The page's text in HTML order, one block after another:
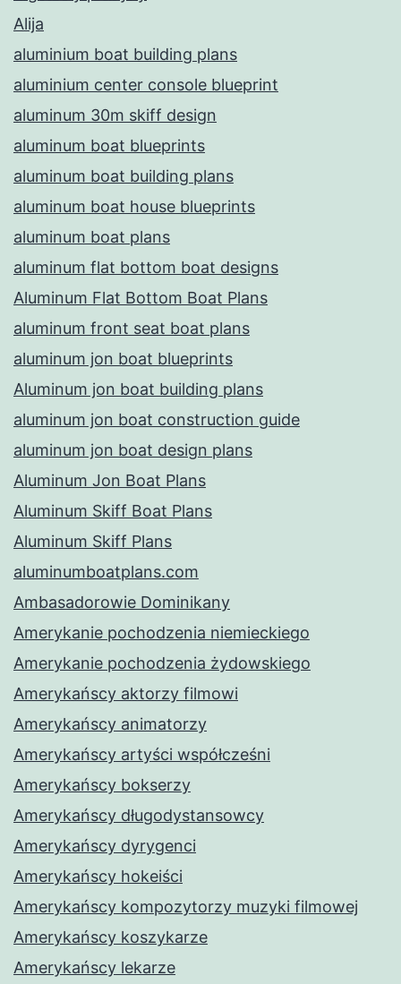
Alija
aluminium boat building plans
aluminium center console blueprint
aluminum 30m skiff design
aluminum boat blueprints
aluminum boat building plans
aluminum boat house blueprints
aluminum boat plans
aluminum flat bottom boat designs
Aluminum Flat Bottom Boat Plans
aluminum front seat boat plans
aluminum jon boat blueprints
Aluminum jon boat building plans
aluminum jon boat construction guide
aluminum jon boat design plans
Aluminum Jon Boat Plans
Aluminum Skiff Boat Plans
Aluminum Skiff Plans
aluminumboatplans.com
Ambasadorowie Dominikany
Amerykanie pochodzenia niemieckiego
Amerykanie pochodzenia żydowskiego
Amerykańscy aktorzy filmowi
Amerykańscy animatorzy
Amerykańscy artyści współcześni
Amerykańscy bokserzy
Amerykańscy długodystansowcy
Amerykańscy dyrygenci
Amerykańscy hokeiści
Amerykańscy kompozytorzy muzyki filmowej
Amerykańscy koszykarze
Amerykańscy lekarze